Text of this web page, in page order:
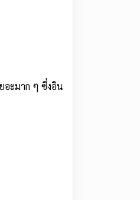
อะมาก ๆ ซึ่งอิน